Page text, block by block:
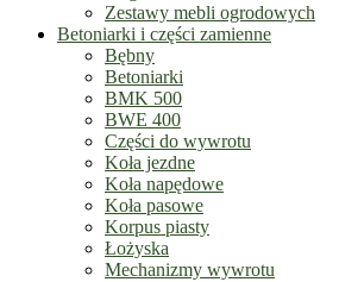
Zestawy mebli ogrodowych
Betoniarki i części zamienne
Bębny
Betoniarki
BMK 500
BWE 400
Części do wywrotu
Koła jezdne
Koła napędowe
Koła pasowe
Korpus piasty
Łożyska
Mechanizmy wywrotu